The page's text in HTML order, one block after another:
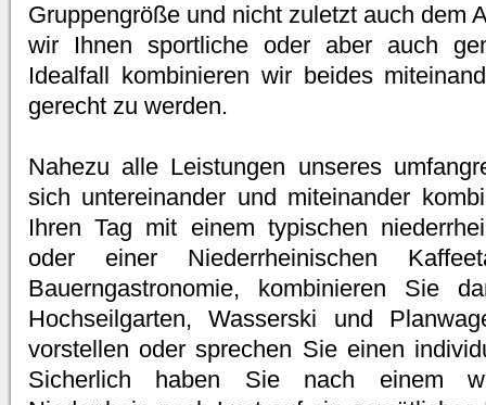
Gruppengröße und nicht zuletzt auch dem
wir Ihnen sportliche oder aber auch
Idealfall kombinieren wir beides
gerecht zu werden.
Nahezu alle Leistungen unseres
sich untereinander und miteinander
Ihren Tag mit einem typischen
oder einer Niederrheinischen
Bauerngastronomie, kombinieren Sie
Hochseilgarten, Wasserski und
vorstellen oder sprechen Sie einen
Sicherlich haben Sie nach einem